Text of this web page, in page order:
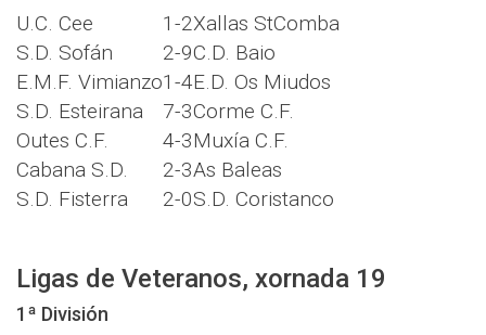
U.C. Cee 1-2Xallas StComba
S.D. Sofán
2-9C.D. Baio
E.M.F. Vimianzo1-4E.D. Os Miudos
S.D. Esteirana
7-3Corme C.F.
Outes C.F.
4-3Muxía C.F.
Cabana S.D.
2-3As Baleas
S.D. Fisterra
2-0S.D. Coristanco
Ligas de Veteranos, xornada 19
1ª División